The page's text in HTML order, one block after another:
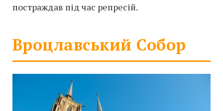
постраждав під час репресій.
Вроцлавський Собор